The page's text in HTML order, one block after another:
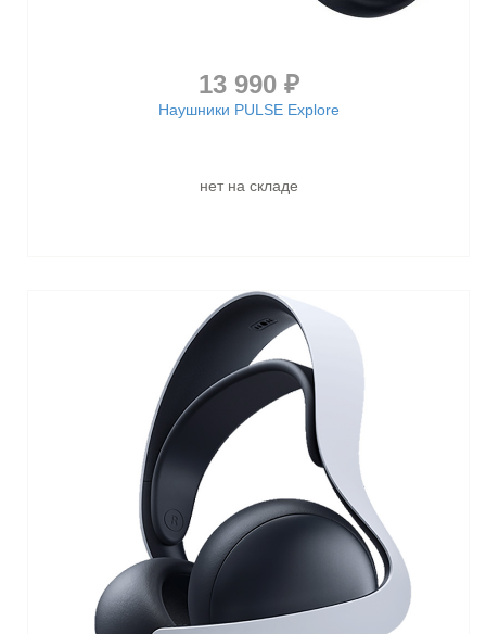
13 990 ₽
Наушники PULSE Explore
нет на складе